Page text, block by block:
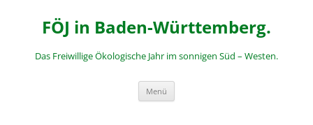
springenFÖJ in Baden-Württemberg.
Das Freiwillige Ökologische Jahr im sonnigen Süd – Westen.
Menü